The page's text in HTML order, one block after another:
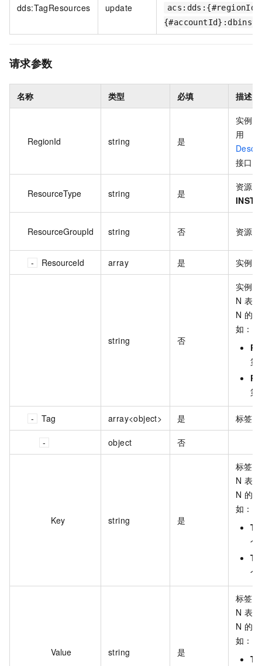
dds:TagResources update
请求参数
名称 类型 必填 描述
RegionId string 是
实例
用
接口
ResourceType string 是
资源
ResourceGroupId string 否 资源
ResourceId array 是 实例
string 否
实例
N 表
N 的
如：
第
第
Tag array<object> 是 标签
object 否
Key string 是
标签
N 表
N 的
如：
个
个
Value string 是
标签
N 表
N 的
如：